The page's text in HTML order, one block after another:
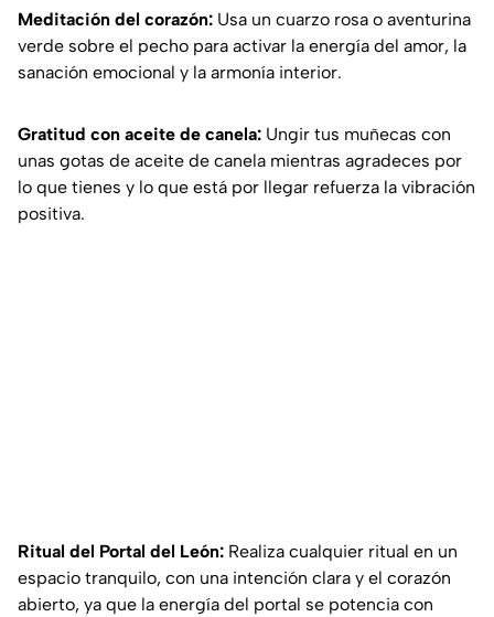
Meditación del corazón: Usa un cuarzo rosa o aventurina
verde sobre el pecho para activar la energía del amor, la
sanación emocional y la armonía interior.
Gratitud con aceite de canela: Ungir tus muñecas con
unas gotas de aceite de canela mientras agradeces por
lo que tienes y lo que está por llegar refuerza la vibración
positiva.
Ritual del Portal del León: Realiza cualquier ritual en un
espacio tranquilo, con una intención clara y el corazón
abierto, ya que la energía del portal se potencia con